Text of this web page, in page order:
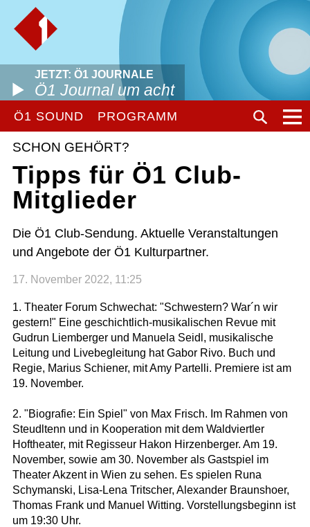
JETZT: Ö1 JOURNALE
Ö1 Journal um acht
Ö1 SOUND PROGRAMM
SCHON GEHÖRT?
Tipps für Ö1 Club-
Mitglieder
Die Ö1 Club-Sendung. Aktuelle Veranstaltungen
und Angebote der Ö1 Kulturpartner.
17. November 2022, 11:25
1. Theater Forum Schwechat: "Schwestern? War´n wir
gestern!" Eine geschichtlich-musikalischen Revue mit
Gudrun Liemberger und Manuela Seidl, musikalische
Leitung und Livebegleitung hat Gabor Rivo. Buch und
Regie, Marius Schiener, mit Amy Partelli. Premiere ist am
19. November.
2. "Biografie: Ein Spiel" von Max Frisch. Im Rahmen von
Steudltenn und in Kooperation mit dem Waldviertler
Hoftheater, mit Regisseur Hakon Hirzenberger. Am 19.
November, sowie am 30. November als Gastspiel im
Theater Akzent in Wien zu sehen. Es spielen Runa
Schymanski, Lisa-Lena Tritscher, Alexander Braunshoer,
Thomas Frank und Manuel Witting. Vorstellungsbeginn ist
um 19:30 Uhr.